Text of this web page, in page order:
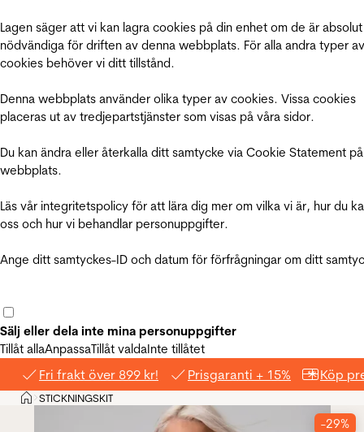
Lagen säger att vi kan lagra cookies på din enhet om de är absolut
nödvändiga för driften av denna webbplats. För alla andra typer av
cookies behöver vi ditt tillstånd.
Denna webbplats använder olika typer av cookies. Vissa cookies
placeras ut av tredjepartstjänster som visas på våra sidor.
Du kan ändra eller återkalla ditt samtycke via Cookie Statement
webbplats.
Läs vår integritetspolicy för att lära dig mer om vilka vi är, hur du
oss och hur vi behandlar personuppgifter.
Ange ditt samtyckes-ID och datum för förfrågningar om ditt
Sälj eller dela inte mina personuppgifter
Tillåt allaAnpassaTillåt valdaInte tillåtet
Fri frakt över 899 kr! Prisgaranti + 15% Köp
Hem
>STICKNINGSKIT
-29%